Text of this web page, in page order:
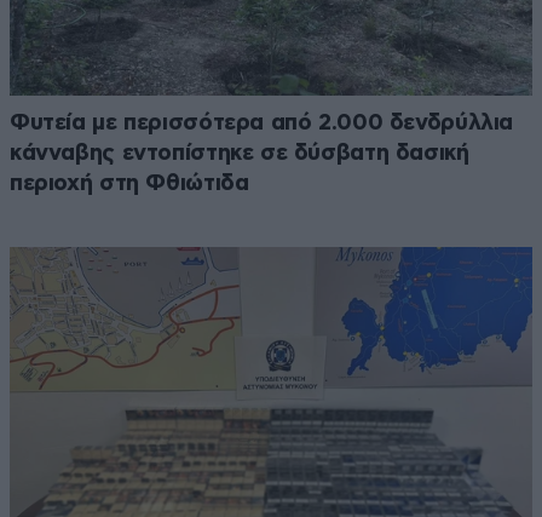
Φυτεία με περισσότερα από 2.000 δενδρύλλια
κάνναβης εντοπίστηκε σε δύσβατη δασική
περιοχή στη Φθιώτιδα